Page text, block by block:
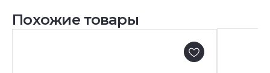
Похожие товары